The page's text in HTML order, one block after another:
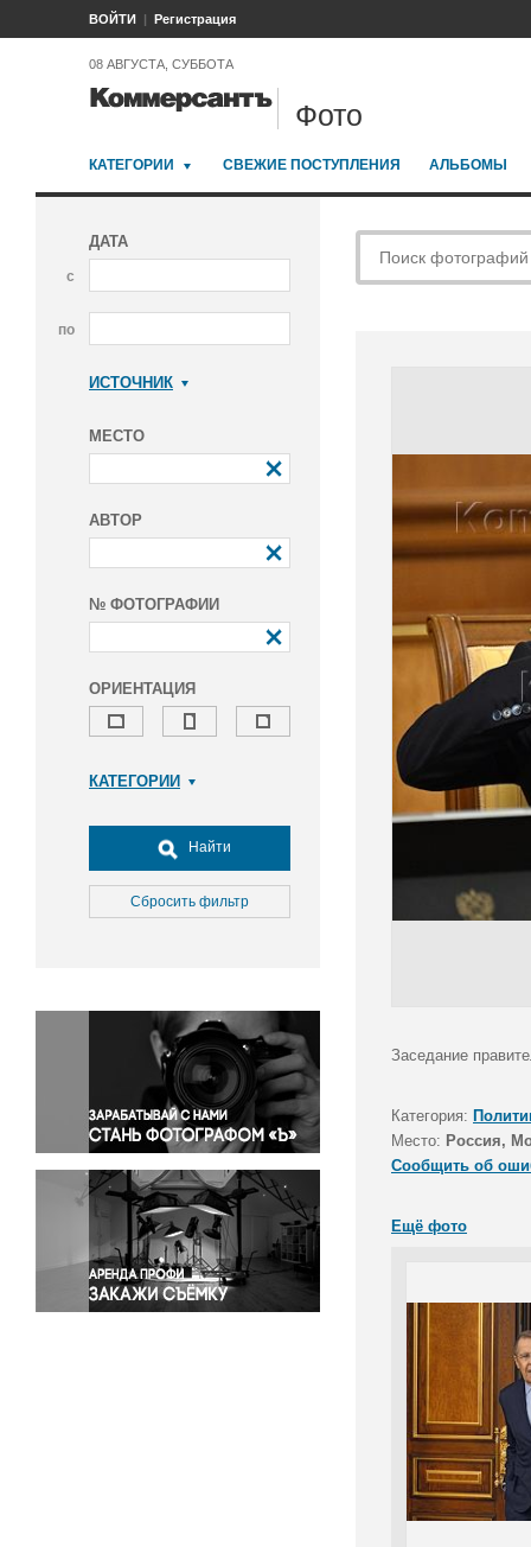
ВОЙТИ Регистрация
08 АВГУСТА, СУББОТА
Фото
КАТЕГОРИИ СВЕЖИЕ ПОСТУПЛЕНИЯ АЛЬБОМЫ
ДАТА
с
по
ИСТОЧНИК
МЕСТО
АВТОР
№ ФОТОГРАФИИ
ОРИЕНТАЦИЯ
КАТЕГОРИИ
Досуг, туризм и отдых
Культура
Медицина
Окружающая среда
Политика
Правосудие
Происшествия и конфликты
Религия
Светская жизнь
Спорт
Экология
Экономика и бизнес
Найти
Сбросить фильтр
Заседание
Категория:
Место: Россия,
Сообщить об
Ещё фото